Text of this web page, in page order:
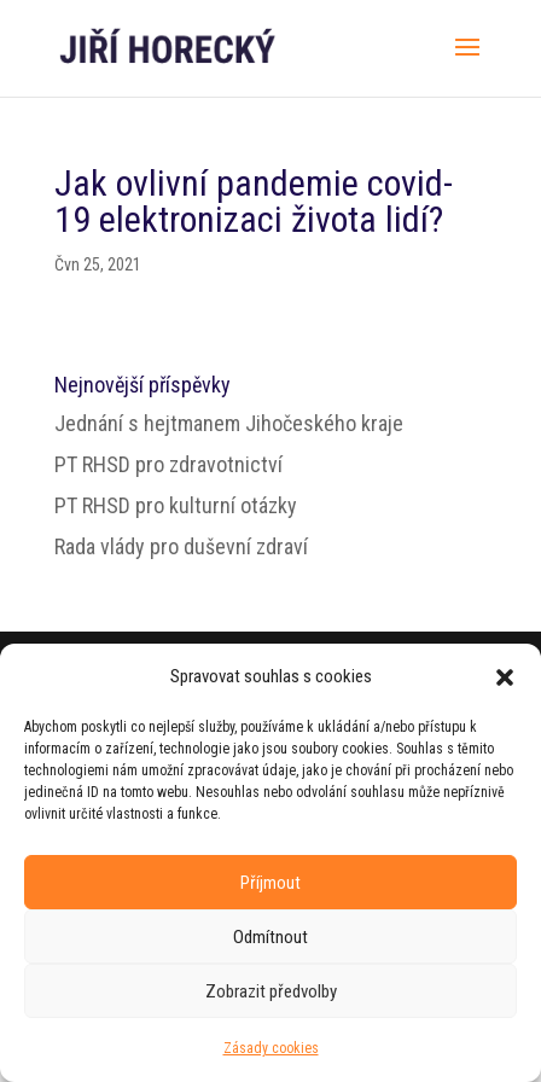
Spravovat souhlas s cookies
Abychom poskytli co nejlepší služby, používáme k ukládání a/nebo přístupu k
informacím o zařízení, technologie jako jsou soubory cookies. Souhlas s těmito
technologiemi nám umožní zpracovávat údaje, jako je chování při procházení nebo
jedinečná ID na tomto webu. Nesouhlas nebo odvolání souhlasu může nepříznivě
ovlivnit určité vlastnosti a funkce.
Příjmout
Odmítnout
Zobrazit předvolby
Zásady cookies
Jak ovlivní pandemie covid-
19 elektronizaci života lidí?
Čvn 25, 2021
Nejnovější příspěvky
Jednání s hejtmanem Jihočeského kraje
PT RHSD pro zdravotnictví
PT RHSD pro kulturní otázky
Rada vlády pro duševní zdraví
© 2026 Jiří Horecký – Osobní stránky Jiřího
Web vytvořila firmaRUDIve spolupráci s
agenturouZEST BRAND.